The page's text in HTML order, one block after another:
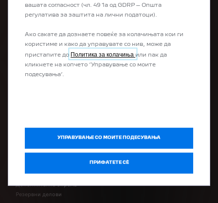
100% електрични возила
Хибридни возила
Комерцијални возила
КУПЕТЕ
СОПСТВЕНИЦИ
Peugeot Асистенција
Дополнителна опрема
Резервни делови
вашата согласност (чл. 49 1а од GDRP – Општа
регулатива за заштита на лични податоци).
Ако сакате да дознаете повеќе за колачињата кои ги
користиме и како да управувате со нив, може да
пристапите до Политика за колачиња или пак да
кликнете на копчето ‘Управување со моите
подесувања’.
УПРАВУВАЊЕ СО МОИТЕ ПОДЕСУВАЊА
ПРИФАТЕТЕ СÈ